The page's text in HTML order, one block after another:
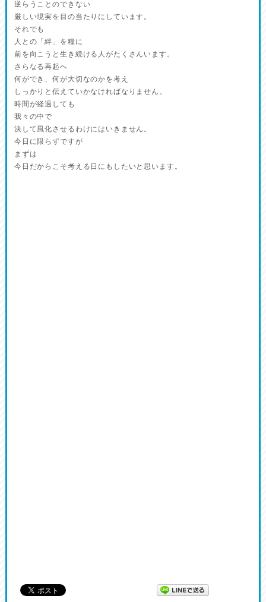
逆らうことのできない
厳しい現実を目の当たりにしています。
それでも
人との「絆」を糧に
前を向こうと生き続ける人がたくさんいます。
さらなる再起へ
何ができ、何が大切なのかを考え
しっかりと伝えていかなければなりません。
時間が経過しても
我々の中で
決して風化させるわけにはいきません。
今日に限らずですが
まずは
今日だからこそ考える日にもしたいと思います。